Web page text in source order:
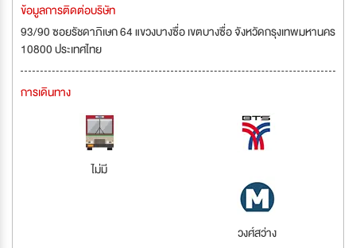
ข้อมูลการติดต่อบริษัท
93/90 ซอยรัชดาภิเษก 64 แขวงบางซื่อ เขตบางซื่อ จังหวัดกรุงเทพมหานคร
10800 ประเทศไทย
การเดินทาง
ไม่มี
วงศ์สว่าง